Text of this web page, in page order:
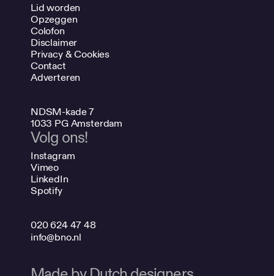
Lid worden
Opzeggen
Colofon
Disclaimer
Privacy & Cookies
Contact
Adverteren
NDSM-kade 7
1033 PG Amsterdam
Volg ons!
Instagram
Vimeo
LinkedIn
Spotify
020 624 47 48
info@bno.nl